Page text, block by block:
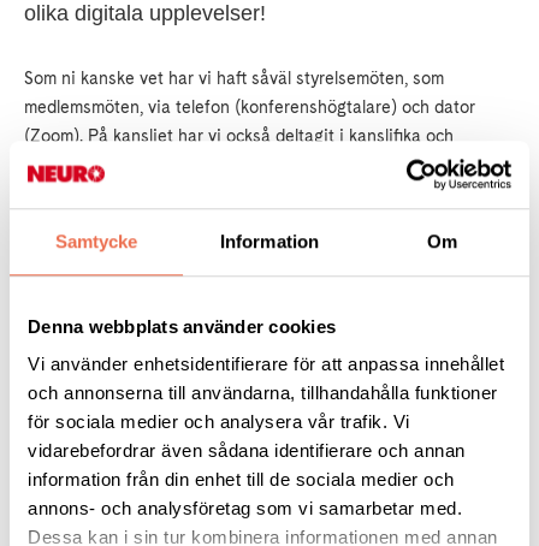
Samtycke Information Om
Denna webbplats använder cookies
Vi använder enhetsidentifierare för att anpassa innehållet
och annonserna till användarna, tillhandahålla funktioner
för sociala medier och analysera vår trafik. Vi
vidarebefordrar även sådana identifierare och annan
information från din enhet till de sociala medier och
annons- och analysföretag som vi samarbetar med.
Dessa kan i sin tur kombinera informationen med annan
olika digitala upplevelser!
Som ni kanske vet har vi haft såväl styrelsemöten, som
medlemsmöten, via telefon (konferenshögtalare) och dator
(Zoom). På kansliet har vi också deltagit i kanslifika och
konferenser via dataskärmen (Teams).
För dig som är sugen på
annat, som konserter, film, teater eller utställningar finns det ett
skaffar sig den kunskapen. De har också samlat länkar till
digitala aktiviteter av olika slag att göra såväl på egen hand,
som tillsammans. Läs mer om ”Digitala upplevelser” påNeuro
Stockholms hemsida.